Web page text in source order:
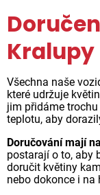
Všechna naše
které udržuje
jim přidáme
teplotu, aby
Doručování mají
postarají o to, aby
doručit květiny
nebo dokonce i